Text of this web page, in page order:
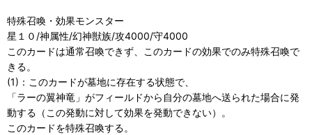
特殊召喚・効果モンスター
星１０/神属性/幻神獣族/攻4000/守4000
このカードは通常召喚できず、このカードの効果でのみ特殊召喚で
きる。
(1)：このカードが墓地に存在する状態で、
「ラーの翼神竜」がフィールドから自分の墓地へ送られた場合に発
動する（この発動に対して効果を発動できない）。
このカードを特殊召喚する。